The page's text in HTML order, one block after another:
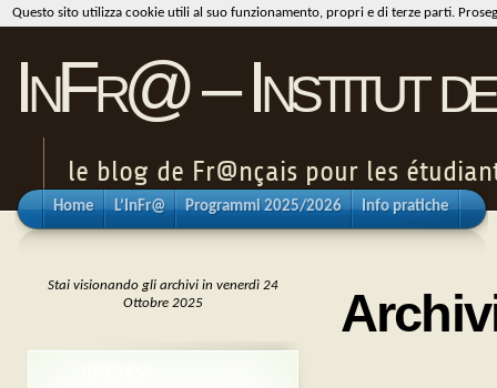
InFr@ – Institut
le blog de Fr@nçais pour les
Home L’InFr@ Programmi 2025/2026 Info pratiche
Stai visionando gli archivi in venerdì 24
Ottobre 2025
Questo sito utilizza cookie utili al suo funzionamento, propri e di terze parti.